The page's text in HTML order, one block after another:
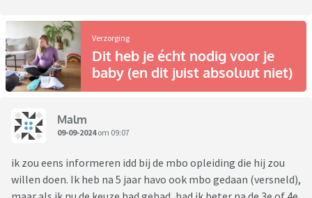
Verzorging
Dit heb je écht nodig voor je
baby (en dit juist absoluut niet)
Malm
09-09-2024om 09:07
ik zou eens informeren idd bij de mbo opleiding die hij zou
willen doen. Ik heb na 5 jaar havo ook mbo gedaan (versneld),